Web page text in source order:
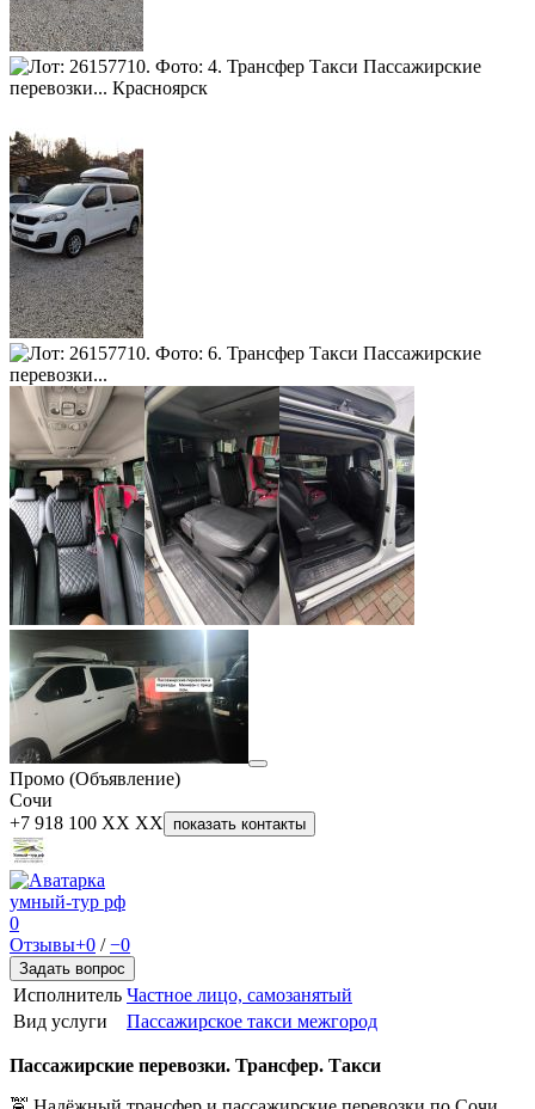
Промо (Объявление)
Сочи
+7 918 100 XX XX
показать контакты
умный-тур рф
0
Отзывы+0 /−0
Задать вопрос
Исполнитель Частное лицо, самозанятый
Вид услуги
Пассажирское такси межгород
Пассажирские перевозки. Трансфер. Такси